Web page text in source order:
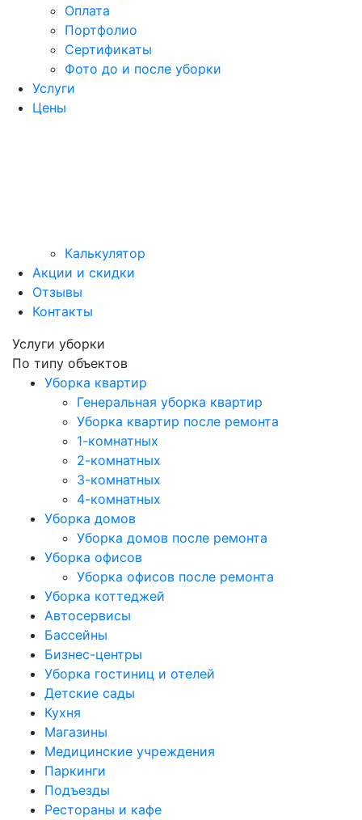
Оплата
Портфолио
Сертификаты
Фото до и после уборки
Услуги
Цены
Калькулятор
Акции и скидки
Отзывы
Контакты
Услуги уборки
По типу объектов
Уборка квартир
Генеральная уборка квартир
Уборка квартир после ремонта
1-комнатных
2-комнатных
3-комнатных
4-комнатных
Уборка домов
Уборка домов после ремонта
Уборка офисов
Уборка офисов после ремонта
Уборка коттеджей
Автосервисы
Бассейны
Бизнес-центры
Уборка гостиниц и отелей
Детские сады
Кухня
Магазины
Медицинские учреждения
Паркинги
Подъезды
Рестораны и кафе